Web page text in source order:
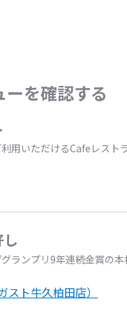
を確認する
用いただけるCafeレスト
ランプリ9年連続金賞の
スト牛久柏田店）